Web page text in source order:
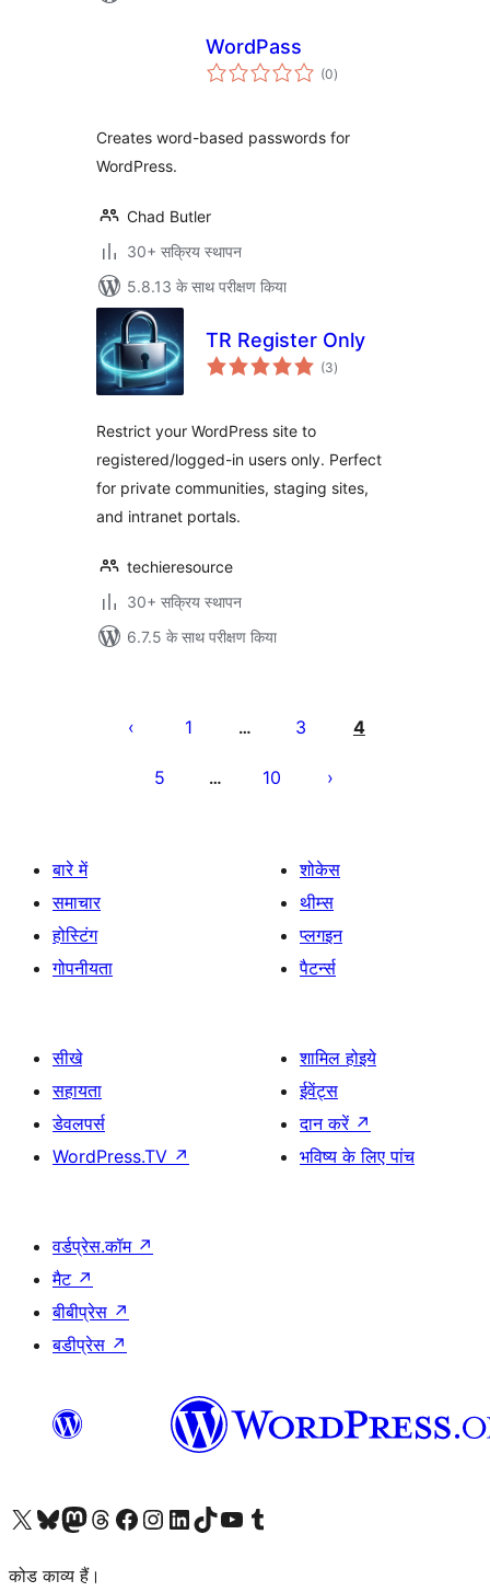
WordPass
(0कुल
दर)
Creates word-based passwords for
WordPress.
Chad Butler
30+ सक्रिय स्थापन
5.8.13 के साथ परीक्षण किया
TR Register Only
(3कुल
दर)
Restrict your WordPress site to
registered/logged-in users only. Perfect
for private communities, staging sites,
and intranet portals.
techieresource
30+ सक्रिय स्थापन
6.7.5 के साथ परीक्षण किया
पेजिनेशन
1 … 3 4
5 … 10
बारे में
समाचार
होस्टिंग
गोपनीयता
शोकेस
थीम्स
प्लगइन
पैटर्न्स
सीखे
सहायता
डेवलपर्स
WordPress.TV ↗
शामिल होइये
ईवेंट्स
दान करें ↗
भविष्य के लिए पांच
वर्डप्रेस.कॉम ↗
मैट ↗
बीबीप्रेस ↗
बडीप्रेस ↗
Visit our X (formerly Twitter) account
हमारे बलुस्की खाते पर जाएँVisit our Mastodon account
हमारे थ्रेड्स अकाउंट पर जाएंहमारे फेसबुक पेज पर जाएँहमारे इंस्टाग्राम अकाउंट पर जाएंहमारे लिंक्डइन खाते पर जाएँहमारे टिकटॉक खाते पर जाएँहमारे यूट्यूब चैनल पर जाएंहमारे Tumblr खाते पर जाएँ
कोड काव्य हैं।